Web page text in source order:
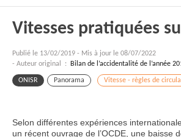
Vitesses pratiquées
Publié le 13/02/2019 - Mis à jour le 08/07/2022
- Auteur original :
Bilan de l’accidentalité de l’année
ONISR Panorama Vitesse - règles de
Selon différentes expériences
un récent ouvrage de l’OCDE, une baisse